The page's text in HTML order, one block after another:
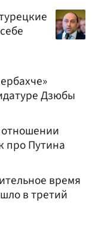
Дзюбы
про Путина
время
в третий